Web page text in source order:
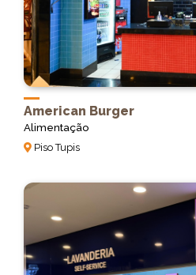
American Burger
Alimentação
Piso Tupis